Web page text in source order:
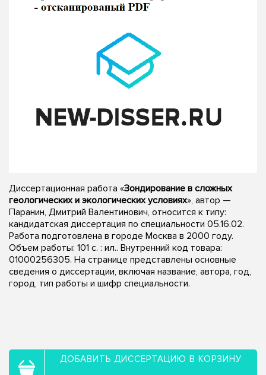
Диссертационная работа «Зондирование в сложных
геологических и экологических условиях», автор —
Паранин, Дмитрий Валентинович, относится к типу:
кандидатская диссертация по специальности 05.16.02.
Работа подготовлена в городе Москва в 2000 году.
Объем работы: 101 с. : ил.. Внутренний код товара:
01000256305. На странице представлены основные
сведения о диссертации, включая название, автора, год,
город, тип работы и шифр специальности.
ДОБАВИТЬ ДИССЕРТАЦИЮ В КОРЗИНУ